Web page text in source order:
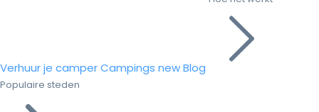
Verhuur je camperCampings newBlog
Populaire steden